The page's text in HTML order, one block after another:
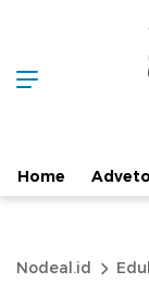
Home
Nodeal.id